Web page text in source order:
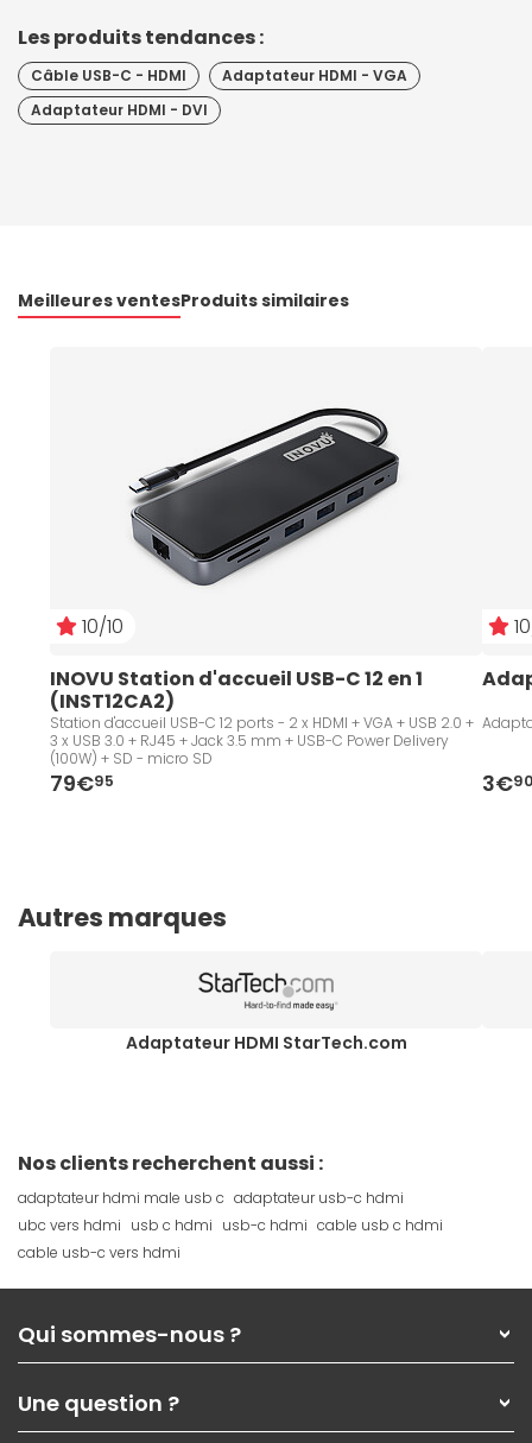
Les produits tendances :
Câble USB-C - HDMI
Adaptateur HDMI - VGA
Adaptateur HDMI - DVI
Meilleures ventesProduits similaires
10/10
INOVU Station d'accueil USB-C 12 en 1
(INST12CA2)
Station d'accueil USB-C 12 ports - 2 x HDMI + VGA + USB 2.0 +
3 x USB 3.0 + RJ45 + Jack 3.5 mm + USB-C Power Delivery
(100W) + SD - micro SD
79€95 3€
Autres marques
Adaptateur HDMI StarTech.com
Nos clients recherchent aussi :
adaptateur hdmi male usb c adaptateur usb-c hdmi
ubc vers hdmi usb c hdmi usb-c hdmi cable usb c hdmi
cable usb-c vers hdmi
Qui sommes-nous ?
Nos services
Les magasins Materiel.net
Une question ?